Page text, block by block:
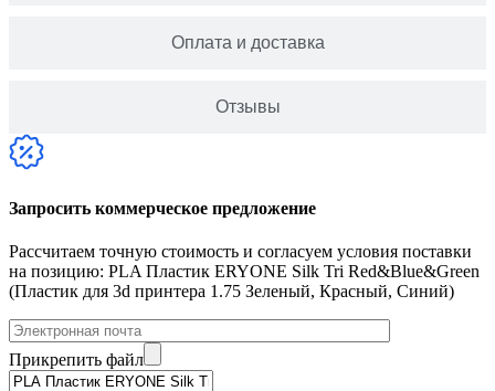
Оплата и доставка
Отзывы
Запросить коммерческое предложение
Рассчитаем точную стоимость и согласуем условия поставки
на позицию: PLA Пластик ERYONE Silk Tri Red&Blue&Green
(Пластик для 3d принтера 1.75 Зеленый, Красный, Синий)
Прикрепить файл